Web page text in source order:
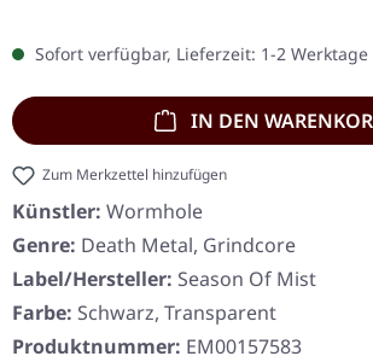
Sofort verfügbar, Lieferzeit: 1-2 Werktage
IN DEN
Zum Merkzettel hinzufügen
Künstler: Wormhole
Genre: Death Metal, Grindcore
Label/Hersteller: Season Of Mist
Farbe: Schwarz, Transparent
Produktnummer: EM00157583